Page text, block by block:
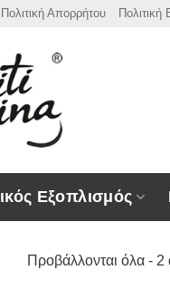
Πολιτική Απορρήτου
Εξοπλισμός
Προβάλλονται όλα - 2